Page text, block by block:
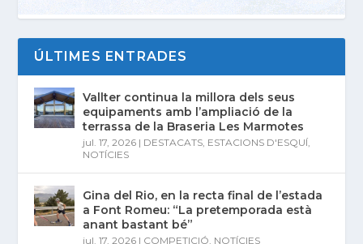
ÚLTIMES ENTRADES
Vallter continua la millora dels seus
equipaments amb l’ampliació de la
terrassa de la Braseria Les Marmotes
jul. 17, 2026 | DESTACATS ESTACIONS D'ESQUÍ
NOTÍCIES
Gina del Rio, en la recta final de l’estada
a Font Romeu: “La pretemporada està
anant bastant bé”
jul. 17, 2026 | COMPETICIÓ NOTÍCIES